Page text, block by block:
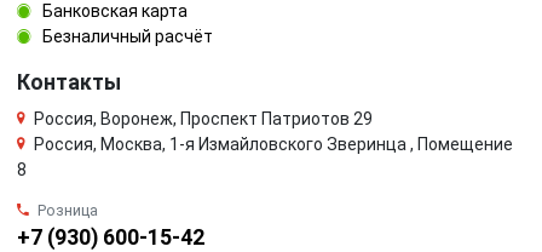
Банковская карта
Безналичный расчёт
Контакты
Россия, Воронеж, Проспект Патриотов 29
Россия, Москва, 1-я Измайловского Зверинца , Помещение
8
Розница
+7 (930) 600-15-42